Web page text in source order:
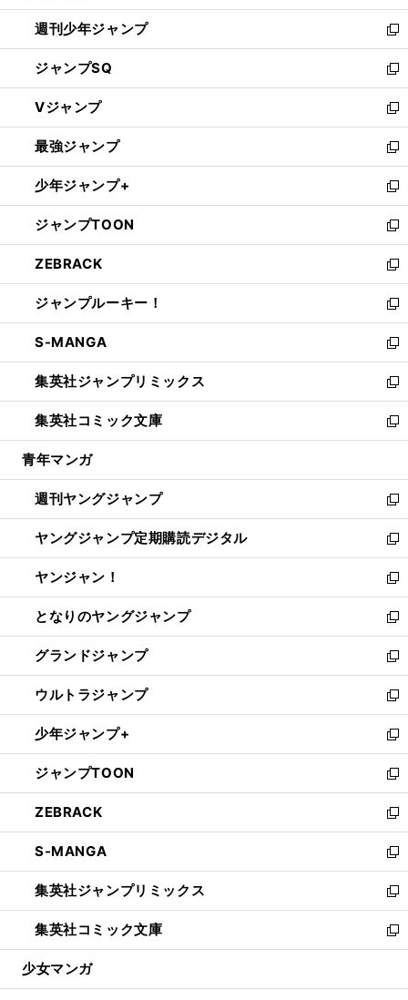
開
く
週刊少年ジャンプ
新
し
い
ウ
ィ
ン
ド
ウ
で
開
く
ジャンプSQ
新
し
い
ウ
ィ
ン
ド
ウ
で
開
く
Vジャンプ
新
し
い
ウ
ィ
ン
ド
ウ
で
開
く
最強ジャンプ
新
し
い
ウ
ィ
ン
ド
ウ
で
開
く
少年ジャンプ+
新
し
い
ウ
ィ
ン
ド
ウ
で
開
く
ジャンプTOON
新
し
い
ウ
ィ
ン
ド
ウ
で
開
く
ZEBRACK
新
し
い
ウ
ィ
ン
ド
ウ
で
開
ジャンプルーキー！
新
し
い
ウ
ィ
ン
ド
ウ
開
く
S-MANGA
新
し
い
ウ
ィ
ン
ウ
で
開
く
集英社ジャンプリミックス
新
し
い
ウ
ン
ド
ウ
で
開
く
集英社コミック文庫
新
し
ウ
ィ
ン
ド
ウ
で
開
く
青年マンガ
週刊ヤングジャンプ
新
し
い
ウ
ィ
ン
ド
ウ
で
開
く
ヤングジャンプ定期購読デジタル
新
し
い
ウ
ィ
ン
ド
ウ
で
開
く
ヤンジャン！
新
し
い
ウ
ィ
ン
ド
ウ
で
開
く
となりのヤングジャンプ
新
し
い
ウ
ィ
ン
ド
ウ
で
開
く
グランドジャンプ
新
し
い
ウ
ィ
ン
ド
ウ
で
開
く
ウルトラジャンプ
新
し
い
ウ
ィ
ン
ド
ウ
で
開
く
少年ジャンプ+
新
し
い
ウ
ィ
ン
ド
ウ
で
開
く
ジャンプTOON
新
し
い
ウ
ィ
ン
ド
ウ
で
開
ZEBRACK
新
し
い
ウ
ィ
ン
ド
ウ
開
S-MANGA
新
し
い
ウ
ィ
ン
ウ
集英社ジャンプリミックス
新
し
い
ウ
ン
集英社コミック文庫
新
し
ウ
少女マンガ